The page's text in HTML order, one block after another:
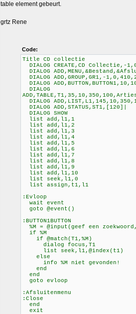
table element gebeurt.
grtz Rene
Code:
Title CD collectie
DIALOG CREATE,CD Collectie,-
DIALOG
DIALOG ADD,GROUP,GR1,-
DIALOG
DIALOG
DIALOG
DIALOG ADD,STATUS,ST1,[120]|
DIALOG SHOW
list add,l1,1
list add,l1,2
list add,l1,3
list add,l1,4
list add,l1,5
list add,l1,6
list add,l1,7
list add,l1,8
list add,l1,9
list add,l1,10
list seek,l1,0
list assign,t1,l1
:Evloop
wait event
goto @event()
:BUTTON1BUTTON
%M = @input(geef een
if %M
if @match(T1,%M)
dialog focus,T1
list seek,l1,@index(t1)
else
info %M niet gevonden!
end
end
goto evloop
:Afsluitenmenu
:Close
end
exit